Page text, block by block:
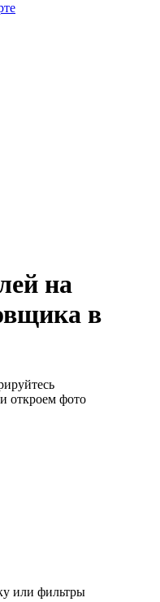
на
в
откроем фото
или фильтры